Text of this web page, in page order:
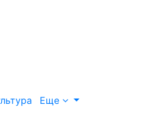
Еще